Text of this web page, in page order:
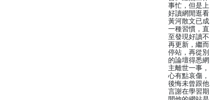
事忙，但是上
好讀網閒逛看
黃河散文已成
一種習慣，直
至發現好讀不
再更新，繼而
停站，再從別
的論壇得悉網
主離世一事，
心有點哀傷，
後悔未曾跟他
言謝在學習期